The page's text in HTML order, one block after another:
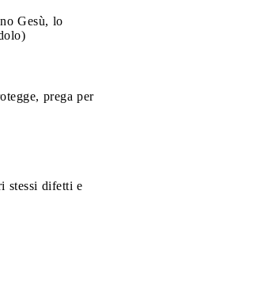
Gesù, lo
prega per
stessi difetti e